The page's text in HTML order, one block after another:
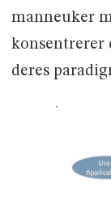
manneuker
konsentrerer
deres